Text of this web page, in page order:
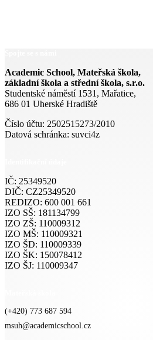
Academic School, Mateřská škola,
základní škola a střední škola, s.r.o.
Studentské náměstí 1531, Mařatice,
686 01 Uherské Hradiště
Číslo účtu: 2502515273/2010
Datová schránka: suvci4z
IČ: 25349520
DIČ: CZ25349520
REDIZO: 600 001 661
IZO SŠ: 181134799
IZO ZŠ: 110009312
IZO MŠ: 110009321
IZO ŠD: 110009339
IZO ŠK: 150078412
IZO ŠJ: 110009347
(+420) 773 687 594
msuh@academicschool.cz